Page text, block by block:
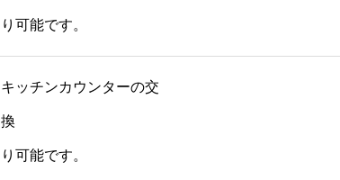
り可能です。
キッチンカウンターの交
換 ※ご相
り可能です。